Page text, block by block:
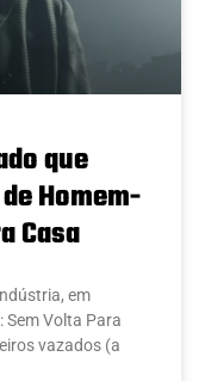
que
Homem-
Casa
em
Sem Volta Para
vazados (a